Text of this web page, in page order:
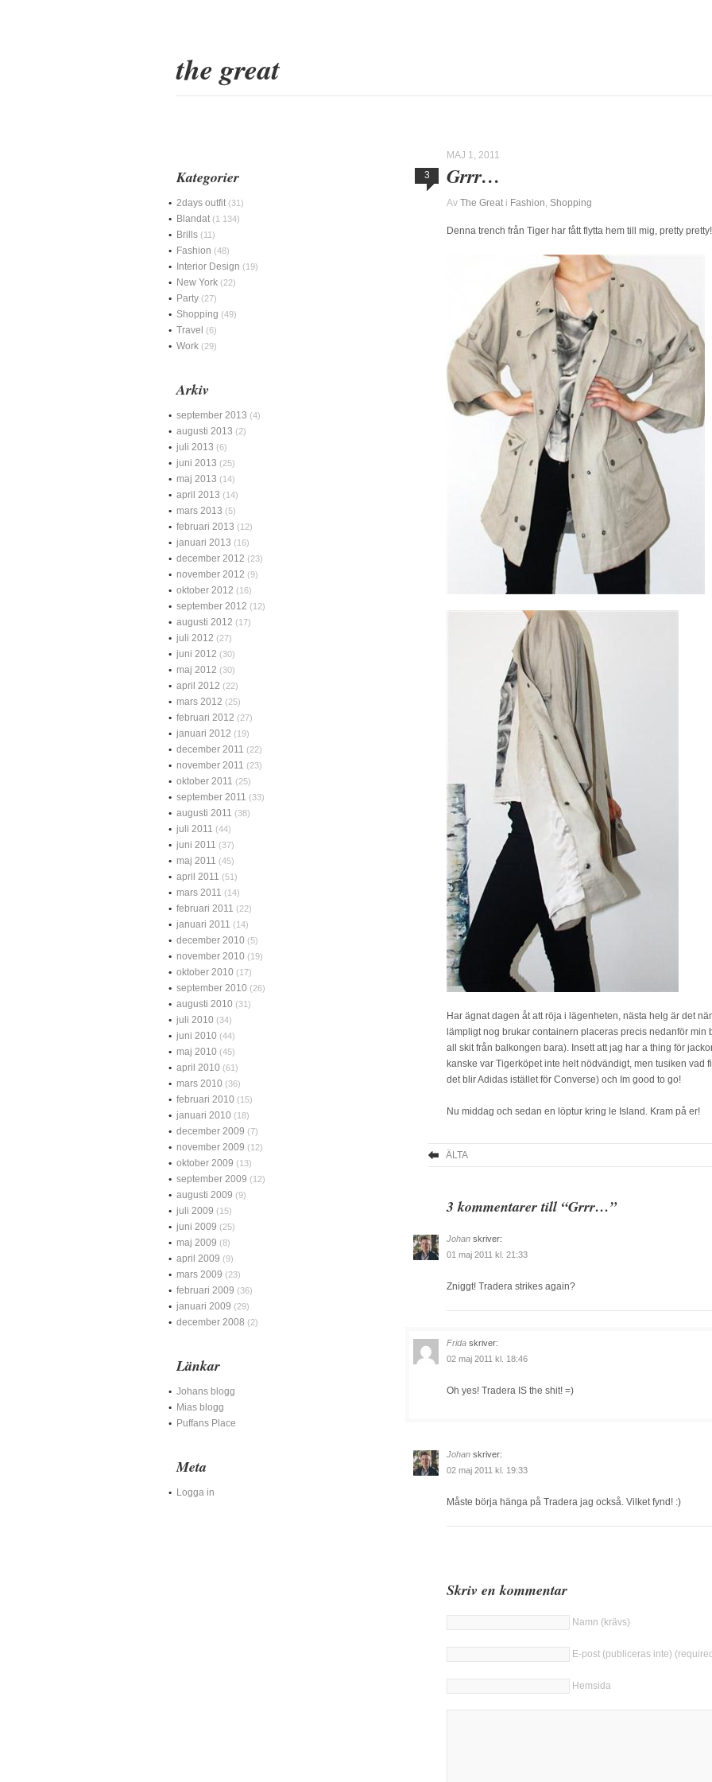
the great
MAJ 1, 2011
3
Grrr…
Av The Great i Fashion, Shopping
Denna trench från Tiger har fått flytta hem till mig, pretty pretty!
Har ägnat dagen åt att röja i lägenheten, nästa helg är det
lämpligt nog brukar containern placeras precis nedanför
all skit från balkongen bara). Insett att jag har a thing för
kanske var Tigerköpet inte helt nödvändigt, men tusiken vad
det blir Adidas istället för Converse) och Im good to go!
Nu middag och sedan en löptur kring le Island. Kram på er!
ÄLTA
3 kommentarer till “Grrr…”
Johan skriver:
01 maj 2011 kl. 21:33
Zniggt! Tradera strikes again?
Frida skriver:
02 maj 2011 kl. 18:46
Oh yes! Tradera IS the shit! =)
Johan skriver:
02 maj 2011 kl. 19:33
Måste börja hänga på Tradera jag också. Vilket fynd! :)
Skriv en kommentar
Namn (krävs)
E-post (publiceras inte)
Hemsida
Kategorier
2days outfit (31)
Blandat (1 134)
Brills (11)
Fashion (48)
Interior Design (19)
New York (22)
Party (27)
Shopping (49)
Travel (6)
Work (29)
Arkiv
september 2013 (4)
augusti 2013 (2)
juli 2013 (6)
juni 2013 (25)
maj 2013 (14)
april 2013 (14)
mars 2013 (5)
februari 2013 (12)
januari 2013 (16)
december 2012 (23)
november 2012 (9)
oktober 2012 (16)
september 2012 (12)
augusti 2012 (17)
juli 2012 (27)
juni 2012 (30)
maj 2012 (30)
april 2012 (22)
mars 2012 (25)
februari 2012 (27)
januari 2012 (19)
december 2011 (22)
november 2011 (23)
oktober 2011 (25)
september 2011 (33)
augusti 2011 (38)
juli 2011 (44)
juni 2011 (37)
maj 2011 (45)
april 2011 (51)
mars 2011 (14)
februari 2011 (22)
januari 2011 (14)
december 2010 (5)
november 2010 (19)
oktober 2010 (17)
september 2010 (26)
augusti 2010 (31)
juli 2010 (34)
juni 2010 (44)
maj 2010 (45)
april 2010 (61)
mars 2010 (36)
februari 2010 (15)
januari 2010 (18)
december 2009 (7)
november 2009 (12)
oktober 2009 (13)
september 2009 (12)
augusti 2009 (9)
juli 2009 (15)
juni 2009 (25)
maj 2009 (8)
april 2009 (9)
mars 2009 (23)
februari 2009 (36)
januari 2009 (29)
december 2008 (2)
Länkar
Johans blogg
Mias blogg
Puffans Place
Meta
Logga in